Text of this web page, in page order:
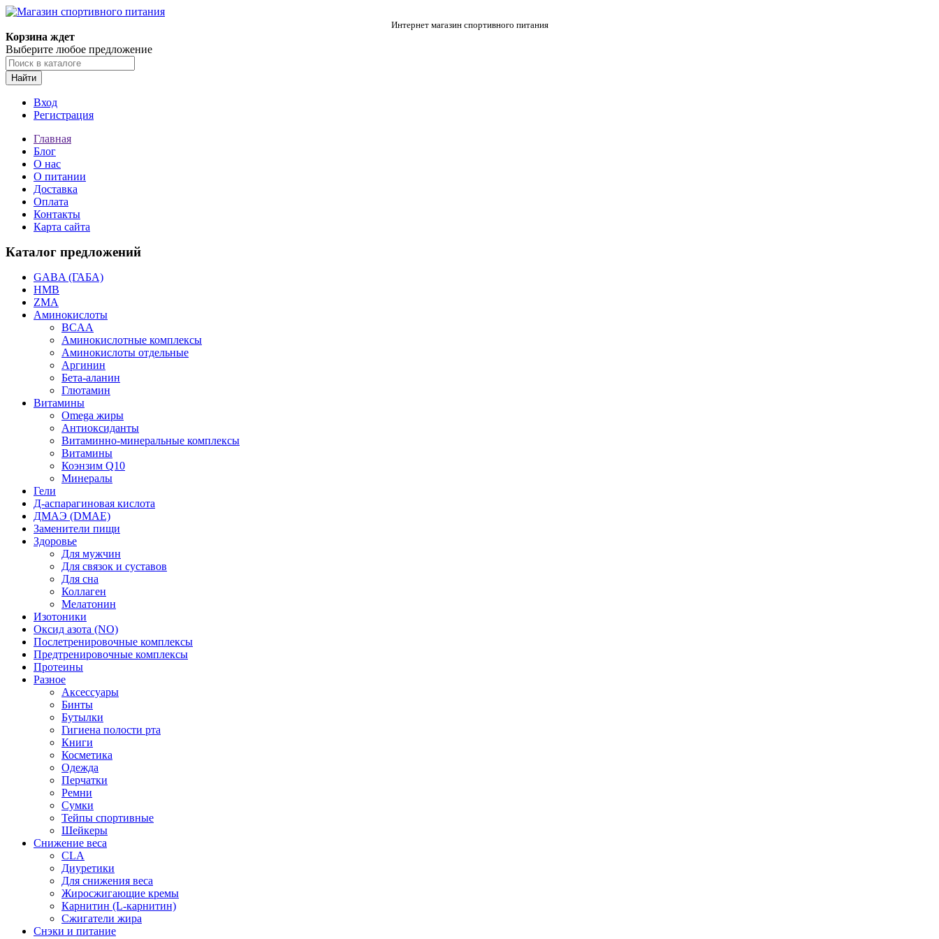
Интернет магазин спортивного питания
Корзина ждет
Выберите любое предложение
Найти
Вход
Регистрация
Главная
Блог
О нас
О питании
Доставка
Оплата
Контакты
Карта сайта
Каталог предложений
GABA (ГАБА)
HMB
ZMA
Аминокислоты
BCAA
Аминокислотные комплексы
Аминокислоты отдельные
Аргинин
Бета-аланин
Глютамин
Витамины
Omega жиры
Антиоксиданты
Витаминно-минеральные комплексы
Витамины
Коэнзим Q10
Минералы
Гели
Д-аспарагиновая кислота
ДМАЭ (DMAE)
Заменители пищи
Здоровье
Для мужчин
Для связок и суставов
Для сна
Коллаген
Мелатонин
Изотоники
Оксид азота (NO)
Послетренировочные комплексы
Предтренировочные комплексы
Протеины
Разное
Аксессуары
Бинты
Бутылки
Гигиена полости рта
Книги
Косметика
Одежда
Перчатки
Ремни
Сумки
Тейпы спортивные
Шейкеры
Снижение веса
CLA
Диуретики
Для снижения веса
Жиросжигающие кремы
Карнитин (L-карнитин)
Сжигатели жира
Снэки и питание